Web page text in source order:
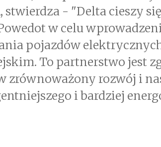
, stwierdza - "Delta cieszy
w celu
pojazdów
To partnerstwo jest
zrównoważony rozwój i
i bardziej